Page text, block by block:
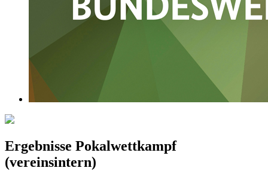
Ergebnisse Pokalwettkampf
(vereinsintern)